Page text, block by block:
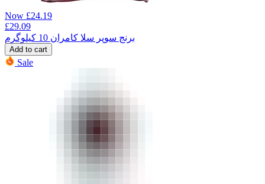
Now £24.19
£29.09
برنج سوپر سلا کامران 10 کیلوگرم
Add to cart
Sale